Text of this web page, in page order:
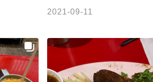
很像台式
玩飲料都
愛的泰奶
也都很推薦呦🌛 謝謝 @Olga🐻 提供美照
2021-09-11